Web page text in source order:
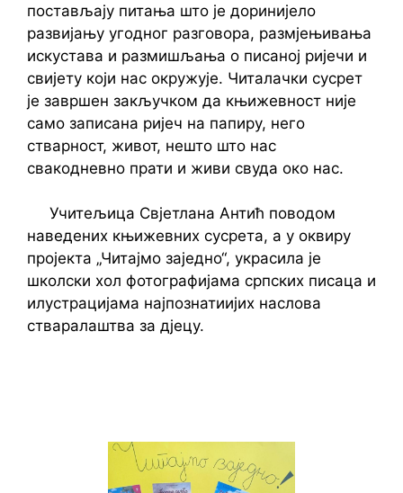
постављају питања што је доринијело
развијању угодног разговора, размјењивања
искустава и размишљања о писаној ријечи и
свијету који нас окружује. Читалачки сусрет
је завршен закључком да књижевност није
само записана ријеч на папиру, него
стварност, живот, нешто што нас
свакодневно прати и живи свуда око нас.
Учитељица Свјетлана Антић поводом
наведених књижевних сусрета, а у оквиру
пројекта „Читајмо заједно“, украсила је
школски хол фотографијама српских писаца и
илустрацијама најпознатиијих наслова
стваралаштва за дјецу.